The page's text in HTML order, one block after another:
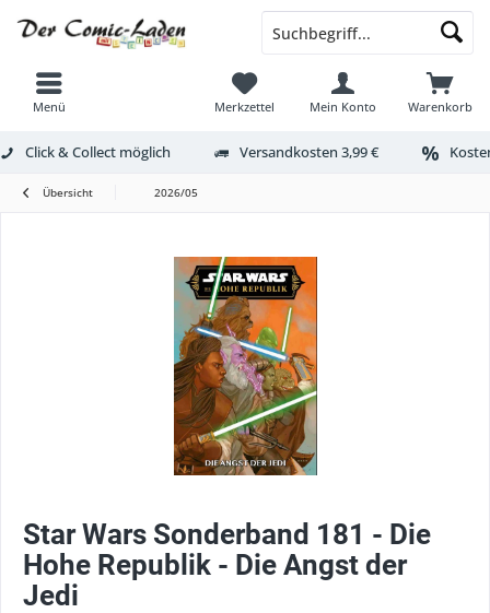
Menü Warenkorb
Merkzettel Mein Konto
Click & Collect möglich Versandkosten 3,99 €
Übersicht 2026/05
Star Wars Sonderband 181 - Die
Hohe Republik - Die Angst der
Jedi